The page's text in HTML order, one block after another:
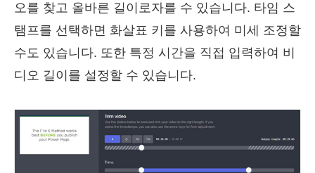
오를 찾고 올바른 길이로자를 수 있습니다. 타임 스
탬프를 선택하면 화살표 키를 사용하여 미세 조정할
수도 있습니다. 또한 특정 시간을 직접 입력하여 비
디오 길이를 설정할 수 있습니다.